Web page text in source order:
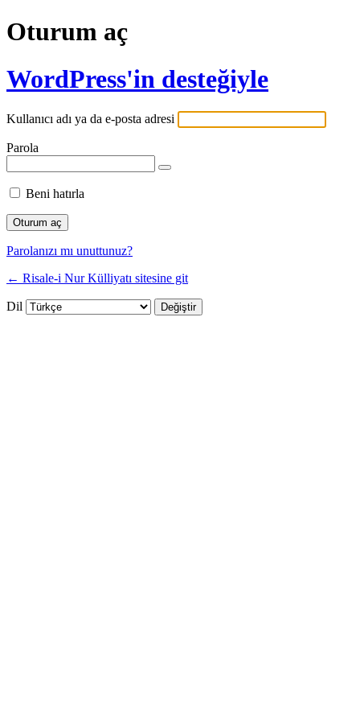
Oturum aç
WordPress'in desteğiyle
Kullanıcı adı ya da e-posta adresi
Parola
Beni hatırla
Parolanızı mı unuttunuz?
← Risale-i Nur Külliyatı sitesine git
Dil